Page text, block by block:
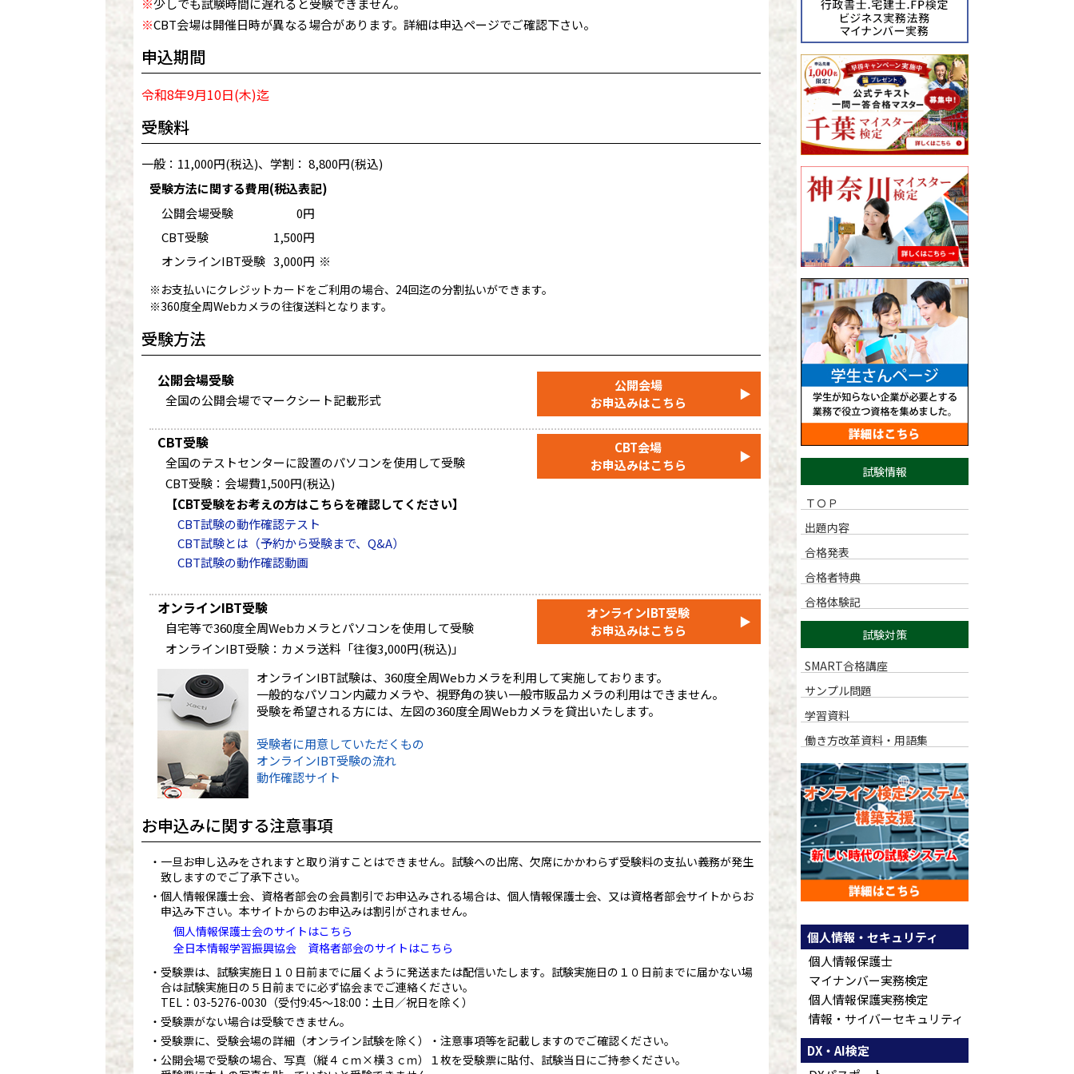
※少しでも試験時間に遅れると受験できません。
※CBT会場は開催日時が異なる場合があります。詳細は申込ページでご確認下さい。
申込期間
令和8年9月10日(木)迄
受験料
一般：11,000円(税込)、学割： 8,800円(税込)
受験方法に関する費用(税込表記)
公開会場受験
0円
CBT受験
1,500円
オンラインIBT受験 3,000円 ※
※お支払いにクレジットカードをご利用の場合、24回迄の分割払いができます。
※360度全周Webカメラの往復送料となります。
受験方法
公開会場受験
全国の公開会場でマークシート記載形式
公開会場
お申込みはこちら
▶
CBT受験
全国のテストセンターに設置のパソコンを使用して受験
CBT受験：会場費1,500円(税込)
【CBT受験をお考えの方はこちらを確認してください】
CBT試験の動作確認テスト
CBT試験とは（予約から受験まで、Q&A）
CBT試験の動作確認動画
CBT会場
お申込みはこちら
▶
オンラインIBT受験
自宅等で360度全周Webカメラとパソコンを使用して受験
オンラインIBT受験：カメラ送料「往復3,000円(税込)」
オンラインIBT受験
お申込みはこちら
▶
オンラインIBT試験は、360度全周Webカメラを利用して実施しております。
一般的なパソコン内蔵カメラや、視野角の狭い一般市販品カメラの利用はできません。
受験を希望される方には、左図の360度全周Webカメラを貸出いたします。
受験者に用意していただくもの
オンラインIBT受験の流れ
動作確認サイト
お申込みに関する注意事項
一旦お申し込みをされますと取り消すことはできません。試験への出席、欠席にかかわらず受験料の支払い義務が発生
致しますのでご了承下さい。
個人情報保護士会、資格者部会の会員割引でお申込みされる場合は、個人情報保護士会、又は資格者部会サイトからお
申込み下さい。本サイトからのお申込みは割引がされません。
個人情報保護士会のサイトはこちら
全日本情報学習振興協会 資格者部会のサイトはこちら
受験票は、試験実施日１０日前までに届くように発送または配信いたします。試験実施日の１０日前までに届かない場
合は試験実施日の５日前までに必ず協会までご連絡ください。
TEL： 03-5276-0030 （受付9:45～18:00：土日／祝日を除く）
受験票がない場合は受験できません。
受験票に、受験会場の詳細（オンライン試験を除く）・注意事項等を記載しますのでご確認ください。
公開会場で受験の場合、写真（縦４ｃｍ×横３ｃｍ）１枚を受験票に貼付、試験当日にご持参ください。
試験情報
ＴＯＰ
出題内容
合格発表
合格者特典
合格体験記
試験対策
SMART合格講座
サンプル問題
学習資料
働き方改革資料・用語集
個人情報・セキュリティ
個人情報保護士
マイナンバー実務検定
個人情報保護実務検定
情報・サイバーセキュリティ
DX・AI検定